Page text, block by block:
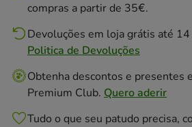
compras a partir de 35€.
Devoluções em loja grátis até 14
Politica de Devoluções
Obtenha descontos e presentes
Premium Club. Quero aderir
Tudo o que seu patudo precisa,